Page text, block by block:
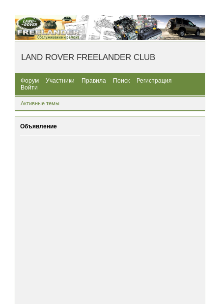
LAND ROVER FREELANDER CLUB
Форум Участники Правила Поиск
Регистрация
Войти
Активные темы
Объявление